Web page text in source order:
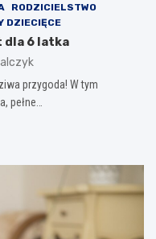
RODZICIELSTWO
DZIECIĘCE
dla 6 latka
przygoda! W tym
pełne…